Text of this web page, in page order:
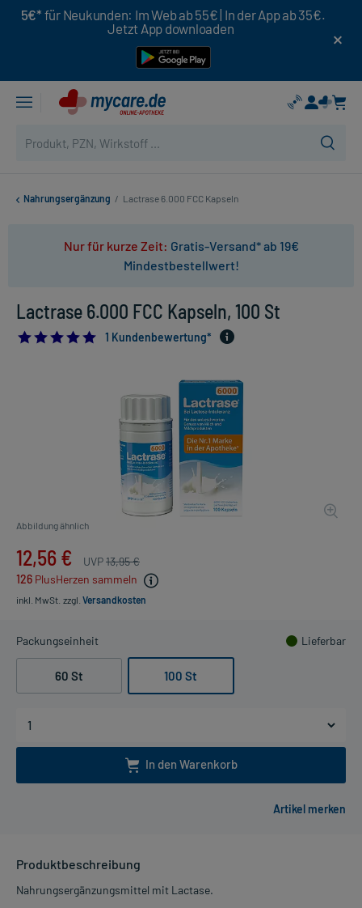
5€* für Neukunden: Im Web ab 55€ | In der App ab 35€.
Jetzt App downloaden
Nahrungsergänzung / Lactrase 6.000 FCC Kapseln
Nur für kurze Zeit: Gratis-Versand* ab 19€
Mindestbestellwert!
Lactrase 6.000 FCC Kapseln, 100 St
5.01 Kundenbewertung*
Abbildung ähnlich
12,56 € UVP13,95 €
126 PlusHerzen sammeln
inkl. MwSt. zzgl. Versandkosten
Packungseinheit Lieferbar
60 St 100 St
In den Warenkorb
Produktbeschreibung
Nahrungsergänzungsmittel mit Lactase.